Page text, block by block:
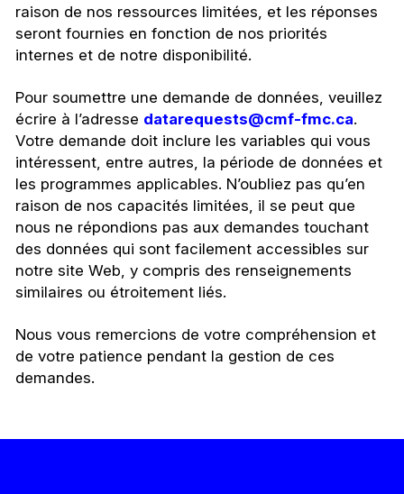
raison de nos ressources limitées, et les réponses
seront fournies en fonction de nos priorités
internes et de notre disponibilité.
Pour soumettre une demande de données, veuillez
écrire à l’adresse datarequests@cmf-fmc.ca.
Votre demande doit inclure les variables qui vous
intéressent, entre autres, la période de données et
les programmes applicables. N’oubliez pas qu’en
raison de nos capacités limitées, il se peut que
nous ne répondions pas aux demandes touchant
des données qui sont facilement accessibles sur
notre site Web, y compris des renseignements
similaires ou étroitement liés.
Nous vous remercions de votre compréhension et
de votre patience pendant la gestion de ces
demandes.